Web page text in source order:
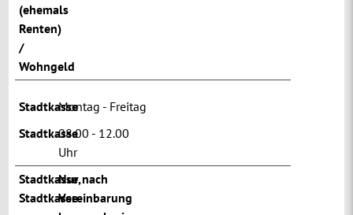
(ehemals
Renten)
/
Wohngeld
StadtkasseMontag - Freitag
Stadtkasse08.00 - 12.00
Uhr
Stadtkasse,
Stadtkasse
Nur nach
Vereinbarung